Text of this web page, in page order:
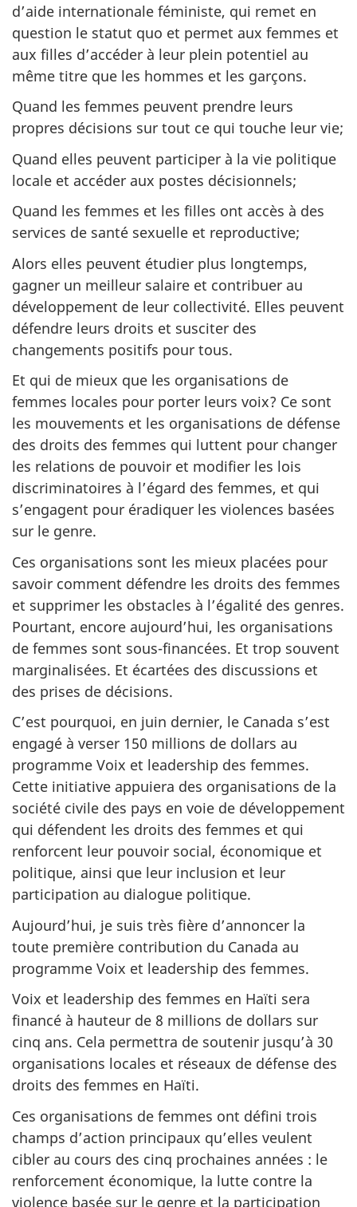
d’aide internationale féministe, qui remet en
question le statut quo et permet aux femmes et
aux filles d’accéder à leur plein potentiel au
même titre que les hommes et les garçons.
Quand les femmes peuvent prendre leurs
propres décisions sur tout ce qui touche leur vie;
Quand elles peuvent participer à la vie politique
locale et accéder aux postes décisionnels;
Quand les femmes et les filles ont accès à des
services de santé sexuelle et reproductive;
Alors elles peuvent étudier plus longtemps,
gagner un meilleur salaire et contribuer au
développement de leur collectivité. Elles peuvent
défendre leurs droits et susciter des
changements positifs pour tous.
Et qui de mieux que les organisations de
femmes locales pour porter leurs voix? Ce sont
les mouvements et les organisations de défense
des droits des femmes qui luttent pour changer
les relations de pouvoir et modifier les lois
discriminatoires à l’égard des femmes, et qui
s’engagent pour éradiquer les violences basées
sur le genre.
Ces organisations sont les mieux placées pour
savoir comment défendre les droits des femmes
et supprimer les obstacles à l’égalité des genres.
Pourtant, encore aujourd’hui, les organisations
de femmes sont sous-financées. Et trop souvent
marginalisées. Et écartées des discussions et
des prises de décisions.
C’est pourquoi, en juin dernier, le Canada s’est
engagé à verser 150 millions de dollars au
programme Voix et leadership des femmes.
Cette initiative appuiera des organisations de la
société civile des pays en voie de développement
qui défendent les droits des femmes et qui
renforcent leur pouvoir social, économique et
politique, ainsi que leur inclusion et leur
participation au dialogue politique.
Aujourd’hui, je suis très fière d’annoncer la
toute première contribution du Canada au
programme Voix et leadership des femmes.
Voix et leadership des femmes en Haïti sera
financé à hauteur de 8 millions de dollars sur
cinq ans. Cela permettra de soutenir jusqu’à 30
organisations locales et réseaux de défense des
droits des femmes en Haïti.
Ces organisations de femmes ont défini trois
champs d’action principaux qu’elles veulent
cibler au cours des cinq prochaines années : le
renforcement économique, la lutte contre la
violence basée sur le genre et la participation